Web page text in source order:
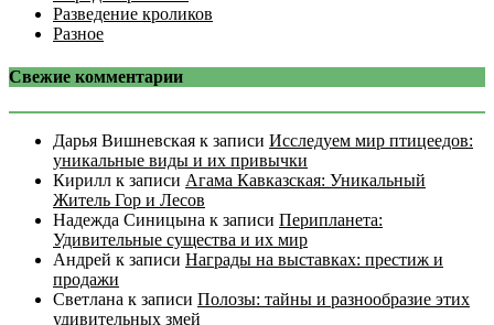
Разведение кроликов
Разное
Свежие комментарии
Дарья Вишневская к записи Исследуем мир птицеедов:
уникальные виды и их привычки
Кирилл к записи Агама Кавказская: Уникальный
Житель Гор и Лесов
Надежда Синицына к записи Перипланета:
Удивительные существа и их мир
Андрей к записи Награды на выставках: престиж и
продажи
Светлана к записи Полозы: тайны и разнообразие этих
удивительных змей